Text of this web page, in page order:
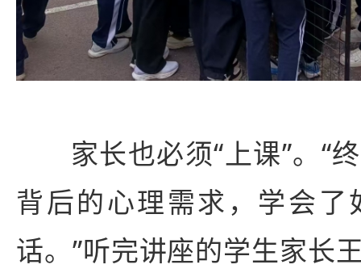
家长也必须“上课”。“
背后的心理需求，学会了
话。”听完讲座的学生家长